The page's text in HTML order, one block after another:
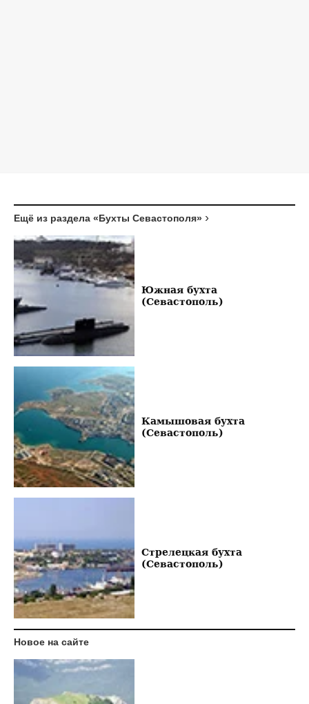
Ещё из раздела «Бухты Севастополя»
Южная бухта
(Севастополь)
Камышовая бухта
(Севастополь)
Стрелецкая бухта
(Севастополь)
Новое на сайте